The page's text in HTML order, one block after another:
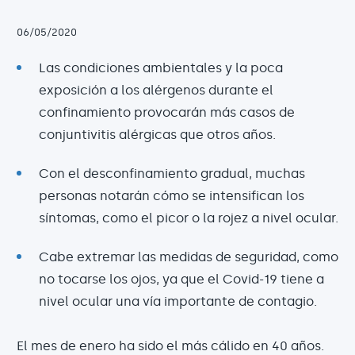
06/05/2020
Las condiciones ambientales y la poca
exposición a los alérgenos durante el
confinamiento provocarán más casos de
conjuntivitis alérgicas que otros años.
Con el desconfinamiento gradual, muchas
personas notarán cómo se intensifican los
síntomas, como el picor o la rojez a nivel ocular.
Cabe extremar las medidas de seguridad, como
no tocarse los ojos, ya que el Covid-19 tiene a
nivel ocular una vía importante de contagio.
El mes de enero ha sido el más cálido en 40 años.